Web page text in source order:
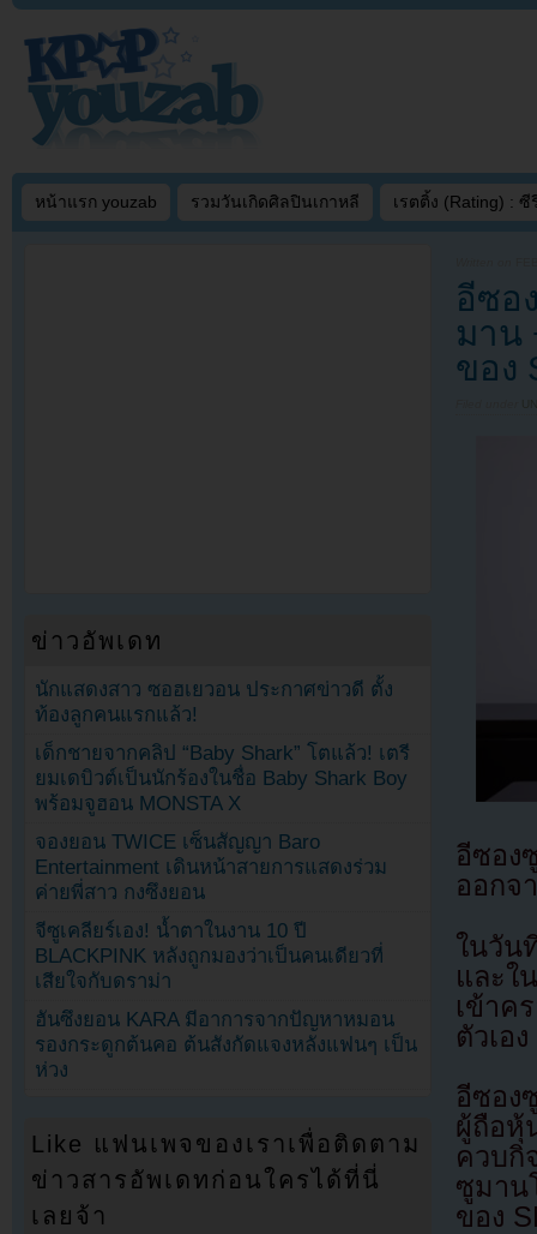
หน้าแรก youzab รวมวันเกิดศิลปินเกาหลี เรตติ้ง (Rating) : ซี
อีซอ
มาน
ของ
อีซอง
ออกจ
ในวัน
และใ
เข้าค
ตัวเอง
อีซอง
ผู้ถือหุ้
ควบกิ
ซูมาน
ของ
ข่าวอัพเดท
นักแสดงสาว ซอฮเยวอน ประกาศข่าวดี ตั้ง
ท้องลูกคนแรกแล้ว!
เด็กชายจากคลิป “Baby Shark” โตแล้ว! เตรี
ยมเดบิวต์เป็นนักร้องในชื่อ Baby Shark Boy
พร้อมจูฮอน MONSTA X
จองยอน TWICE เซ็นสัญญา Baro
Entertainment เดินหน้าสายการแสดงร่วม
ค่ายพี่สาว กงซึงยอน
จีซูเคลียร์เอง! น้ำตาในงาน 10 ปี
BLACKPINK หลังถูกมองว่าเป็นคนเดียวที่
เสียใจกับดราม่า
ฮันซึงยอน KARA มีอาการจากปัญหาหมอน
รองกระดูกต้นคอ ต้นสังกัดแจงหลังแฟนๆ เป็น
ห่วง
Like แฟนเพจของเราเพื่อติดตาม
ข่าวสารอัพเดทก่อนใครได้ที่นี่
เลยจ้า